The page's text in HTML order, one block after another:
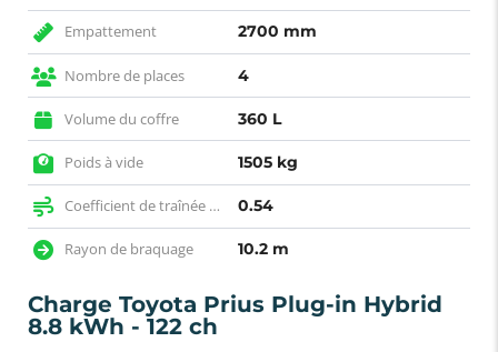
Empattement 2700 mm
Nombre de places 4
Volume du coffre 360 L
Poids à vide 1505 kg
Coefficient de traînée (SCx) 0.54
Rayon de braquage 10.2 m
Charge Toyota Prius Plug-in Hybrid
8.8 kWh - 122 ch